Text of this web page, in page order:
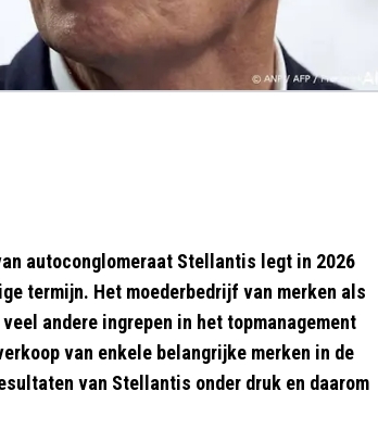
autoconglomeraat Stellantis legt in 2026
termijn. Het moederbedrijf van merken als
andere ingrepen in het topmanagement
van enkele belangrijke merken in de
van Stellantis onder druk en daarom